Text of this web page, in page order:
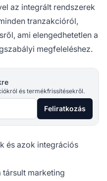
az integrált rendszerek
tranzakcióról,
ami elengedhetetlen a
megfeleléshez.
és termékfrissítésekről.
Feliratkozás
és azok integrációs
marketing